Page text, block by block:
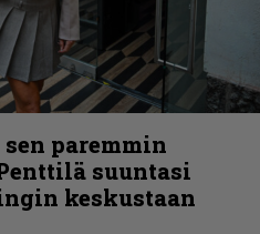
paremmin
suuntasi
keskustaan